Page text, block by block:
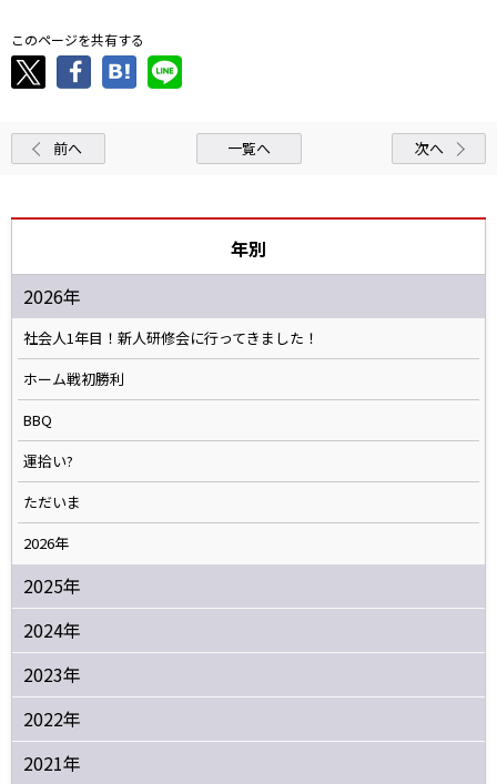
このページを共有する
前へ 一覧へ 次へ
年別
2026年
社会人1年目！新人研修会に行ってきました！
ホーム戦初勝利
BBQ
運拾い?
ただいま
2026年
2025年
2024年
2023年
2022年
2021年